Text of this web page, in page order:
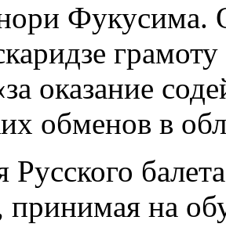
Фукусима.
оказание
обменов в
на